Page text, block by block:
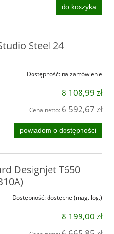
do koszyka
Steel 24
Dostępność: na zamówienie
8 108,99 zł
Cena netto: 6 592,67 zł
powiadom o dostępności
Designjet T650
Dostępność:dostępne (mag. log.)
8 199,00 zł